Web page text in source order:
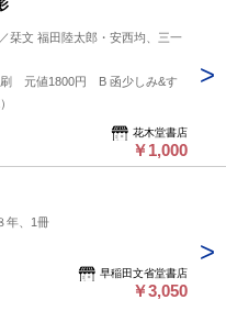
栞文 福田陸太郎・安西均、三一
元値1800円 B 函少しみ&す
花木堂書店
￥1,000
年、1冊
早稲田文省堂書店
￥3,050